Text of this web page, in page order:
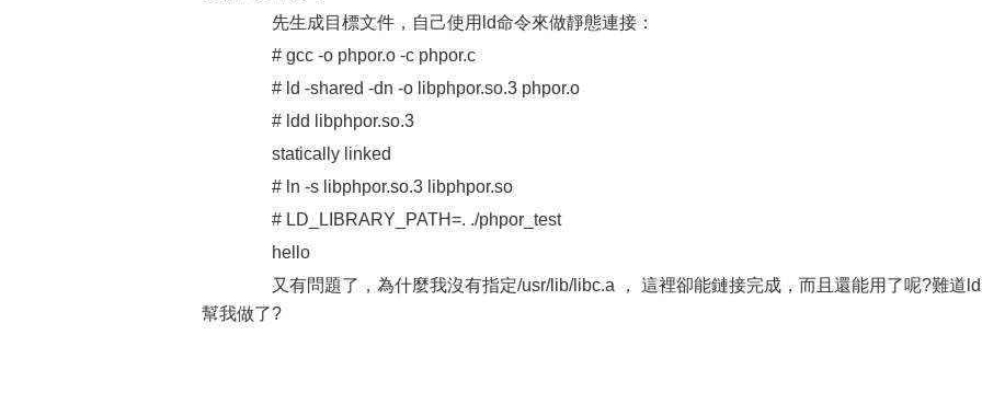
先生成目標文件，自己使用ld命令來做靜態連接：
# gcc -o phpor.o -c phpor.c
# ld -shared -dn -o libphpor.so.3 phpor.o
# ldd libphpor.so.3
statically linked
# ln -s libphpor.so.3 libphpor.so
# LD_LIBRARY_PATH=. ./phpor_test
hello
又有問題了，為什麼我沒有指定/usr/lib/libc.a ， 這裡卻能鏈接完成，而且還能用了呢?難道ld
幫我做了?